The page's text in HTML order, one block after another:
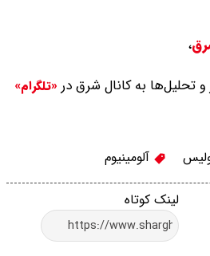
،
و تحلیل‌ها به کانال شرق در «تلگرام»
آلومینیوم
لینک کوتاه